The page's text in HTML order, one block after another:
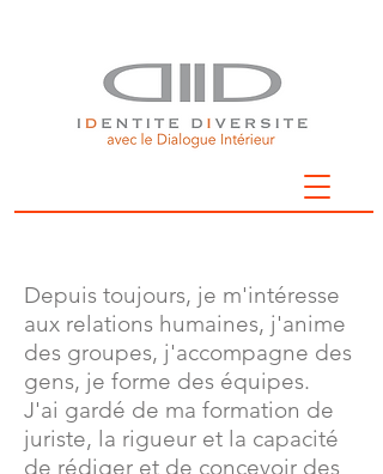
Depuis toujours, je m'intéresse
aux relations humaines, j'anime
des groupes, j'accompagne des
gens, je forme des équipes.
J'ai gardé de ma formation de
juriste, la rigueur et la capacité
de rédiger et de concevoir des